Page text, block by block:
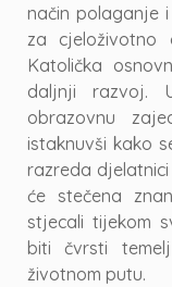
način polaganje
za cjeloživotno
Katolička
daljnji razvoj.
obrazovnu
istaknuvši kako
razreda
će stečena
stjecali tijekom
biti čvrsti
životnom putu.